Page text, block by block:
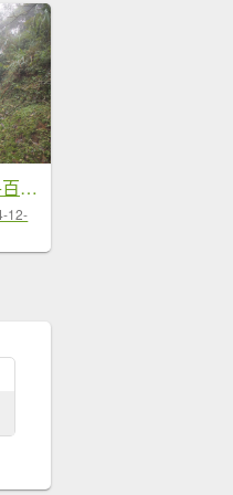
瑞芳區樹梅坪古道+百二崁古道+地質...
12-